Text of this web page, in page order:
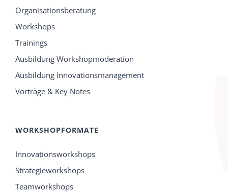
Organisationsberatung
Workshops
Trainings
Ausbildung Workshopmoderation
Ausbildung Innovationsmanagement
Vorträge & Key Notes
WORKSHOPFORMATE
Innovationsworkshops
Strategieworkshops
Teamworkshops